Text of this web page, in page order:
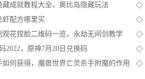
藏成就教程大全，奥比岛隐藏玩法
虾配方哪里买
观花捏脸二维码一览，永劫无间剑教学
2022，原神7月20日兑换码
如何获得，魔兽世界亡灵杀手附魔的作用